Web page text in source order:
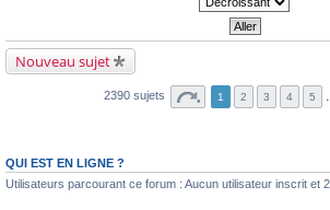
Nouveau sujet
2390 sujets 1 2 3 4 5
QUI EST EN LIGNE ?
Utilisateurs parcourant ce forum : Aucun utilisateur inscrit et